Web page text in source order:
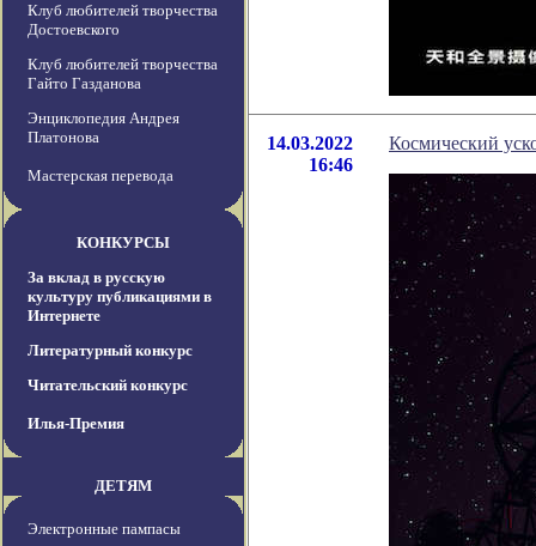
Клуб любителей творчества
Достоевского
Клуб любителей творчества
Гайто Газданова
Энциклопедия Андрея
Платонова
Мастерская перевода
КОНКУРСЫ
За вклад в русскую
культуру публикациями в
Интернете
Литературный конкурс
Читательский конкурс
Илья-Премия
ДЕТЯМ
Электронные пампасы
14.03.2022
16:46
Космический